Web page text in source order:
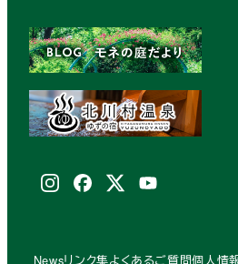
Instagramfacebook
X
(Twitter)
youtube
Newsリンク集よくあるご質問個人情